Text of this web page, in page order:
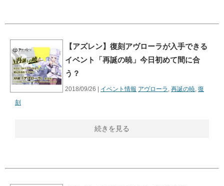
【アズレン】復刻アヴローラが入手できる
イベント「再誕の暁」今日初めて間に合
う？
2018/09/26 | イベント情報 アヴローラ , 再誕の暁, 復
刻
続きを見る